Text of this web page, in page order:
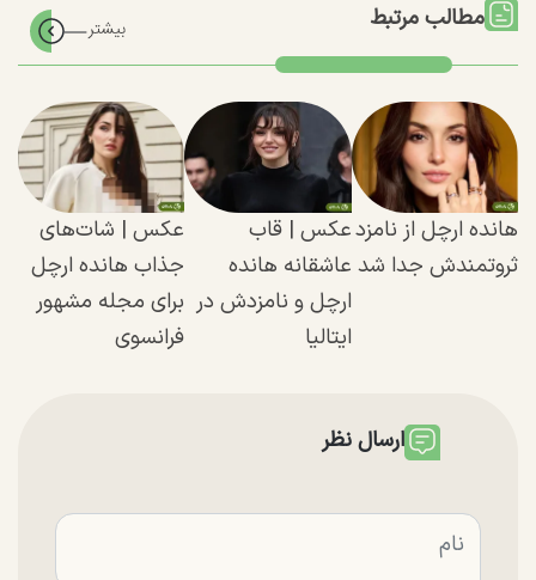
مطالب مرتبط
هانده ارچل از نامزد
ثروتمندش جدا شد
عکس |‌ قاب
عاشقانه هانده
ارچل و نامزدش در
ایتالیا
عکس |‌ شات‌های
جذاب هانده ارچل
برای مجله مشهور
فرانسوی
ارسال نظر